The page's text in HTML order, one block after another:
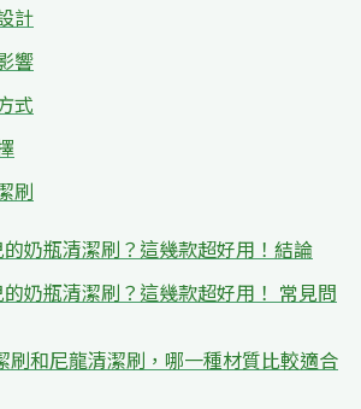
計
響
式
刷
奶瓶清潔刷？這幾款超好用！結論
奶瓶清潔刷？這幾款超好用！ 常見問
刷和尼龍清潔刷，哪一種材質比較適合